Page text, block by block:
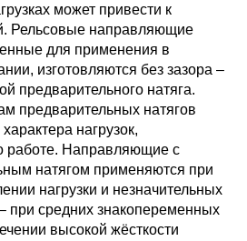
может привести к
Рельсовые направляющие
для применения в
изготовляются без зазора –
предварительного натяга.
предварительных натягов
нагрузок,
работе. Направляющие с
натягом применяются при
нагрузки и незначительных
при средних знакопеременных
высокой жёсткости